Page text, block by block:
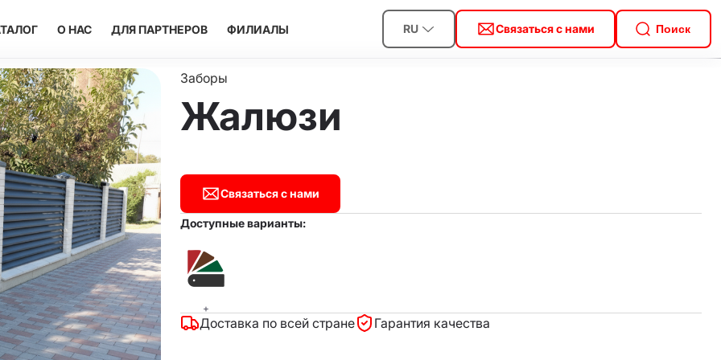
О НАС ДЛЯ ПАРТНЕРОВ ФИЛИАЛЫ RU Связаться с нами Поиск
Заборы
Жалюзи
Связаться с нами
Доступные варианты:
+
Доставка по всей стране Гарантия качества